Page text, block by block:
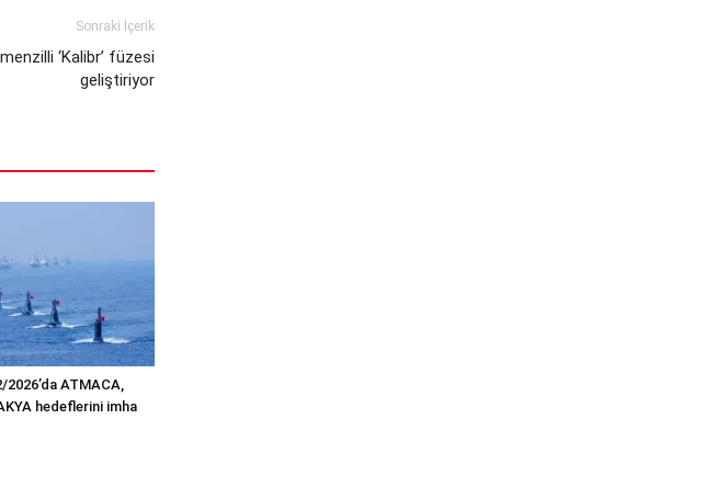
Sonraki İçerik
‘Kalibr’ füzesi
geliştiriyor
ATMACA,
hedeflerini imha